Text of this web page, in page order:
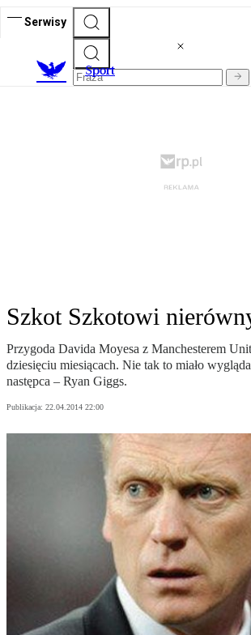
Serwisy
Sport
Szkot Szkotowi
Przygoda Davida Moyesa z Manchesterem
dziesięciu miesiącach. Nie tak to miało
następca – Ryan Giggs.
Publikacja: 22.04.2014 22:00